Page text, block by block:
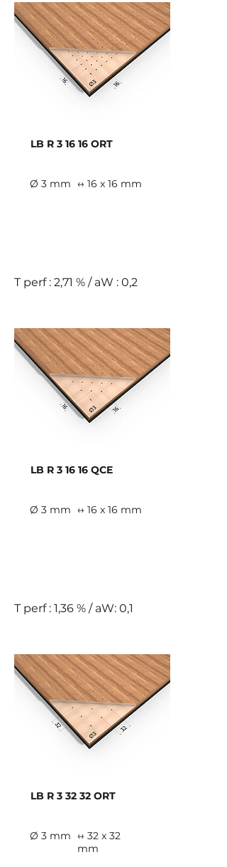
LB R 3 16 16 ORT
Ø 3 mm ↔ 16 x 16 mm
T perf : 2,71 % / aW : 0,2
LB R 3 16 16 QCE
Ø 3 mm ↔ 16 x 16 mm
T perf : 1,36 % / aW: 0,1
LB R 3 32 32 ORT
Ø 3 mm ↔ 32 x 32
mm